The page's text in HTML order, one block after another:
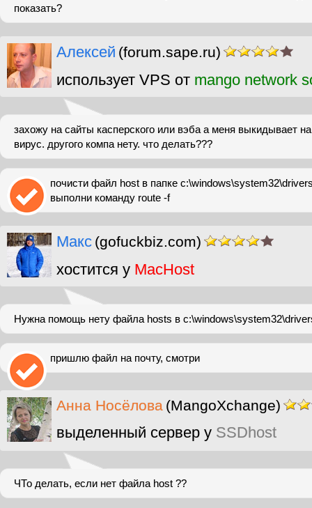
показать?
Алексей (forum.sape.ru)
использует VPS от mango network
захожу на сайты касперского или вэба а меня выкидывает
вирус. другого компа нету. что делать???
почисти файл host в папке
выполни команду route -f
Макс (gofuckbiz.com)
хостится у MacHost
Нужна помощь нету файла hosts в
пришлю файл на почту, смотри
Анна Носёлова (MangoXchange)
выделенный сервер у SSDhost
ЧТо делать, если нет файла host ??